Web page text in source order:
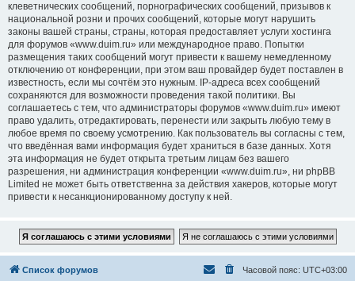
клеветнических сообщений, порнографических сообщений, призывов к
национальной розни и прочих сообщений, которые могут нарушить
законы вашей страны, страны, которая предоставляет услуги хостинга
для форумов «www.duim.ru» или международное право. Попытки
размещения таких сообщений могут привести к вашему немедленному
отключению от конференции, при этом ваш провайдер будет поставлен в
известность, если мы сочтём это нужным. IP-адреса всех сообщений
сохраняются для возможности проведения такой политики. Вы
соглашаетесь с тем, что администраторы форумов «www.duim.ru» имеют
право удалить, отредактировать, перенести или закрыть любую тему в
любое время по своему усмотрению. Как пользователь вы согласны с тем,
что введённая вами информация будет храниться в базе данных. Хотя
эта информация не будет открыта третьим лицам без вашего
разрешения, ни администрация конференции «www.duim.ru», ни phpBB
Limited не может быть ответственна за действия хакеров, которые могут
привести к несанкционированному доступу к ней.
Список форумов Часовой пояс: UTC+03:00